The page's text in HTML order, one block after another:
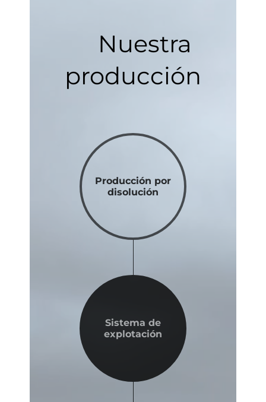
Nuestra
producción
Producción por
disolución
Sistema de
explotación